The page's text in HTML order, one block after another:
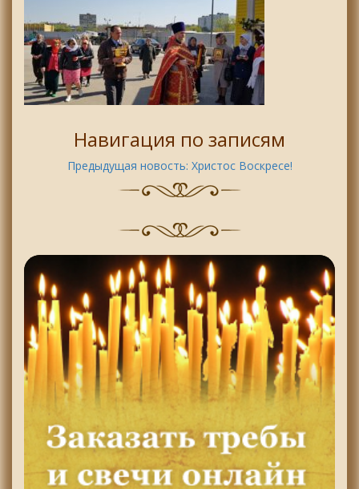
Навигация по записям
Предыдущая новость: Христос Воскресе!